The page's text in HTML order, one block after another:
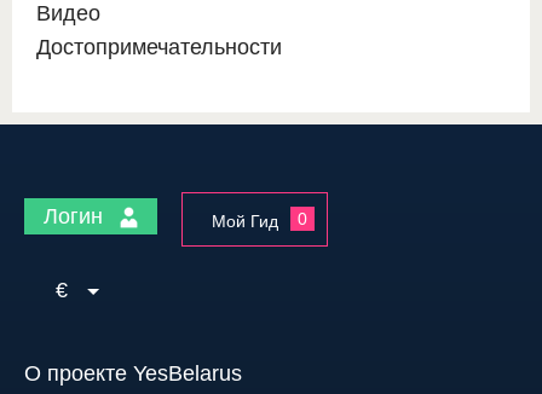
Видео
Достопримечательности
Логин Мой Гид 0
€
О проекте YesBelarus